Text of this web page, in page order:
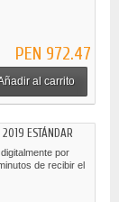
PEN 972.47
al carrito
2019 ESTÁNDAR
por
de recibir el